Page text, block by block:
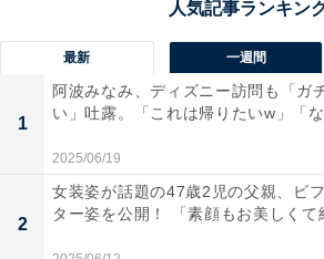
最新 一週間
1
阿波みなみ、ディズニー訪問も「ガ
い」吐露。「これは帰りたいw」「
2025/06/19
2
女装姿が話題の47歳2児の父親、ビ
ター姿を公開！ 「素顔もお美しくて